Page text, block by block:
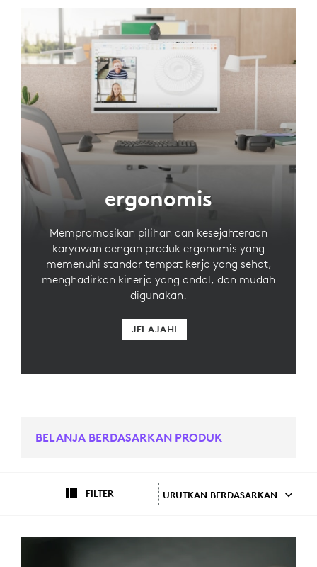
ergonomis
Mempromosikan pilihan dan kesejahteraan
karyawan dengan produk ergonomis yang
memenuhi standar tempat kerja yang sehat,
menghadirkan kinerja yang andal, dan mudah
digunakan.
JELAJAHI
BELANJA BERDASARKAN PRODUK
FILTER URUTKAN BERDASARKAN